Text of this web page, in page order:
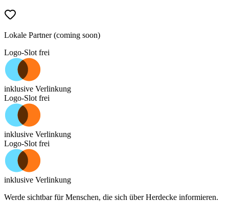
Lokale Partner (coming soon)
Logo-Slot frei
inklusive Verlinkung
Logo-Slot frei
inklusive Verlinkung
Logo-Slot frei
inklusive Verlinkung
Werde sichtbar für Menschen, die sich überHerdecke informieren.